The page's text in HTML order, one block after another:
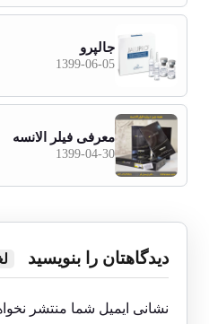
جالپرو
1399-06-05
معرفی فیلر الانسه
1399-04-30
دیدگاهتان را بنویسید
نشانی ایمیل شما منتشر